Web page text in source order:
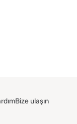
Bize ulaşın